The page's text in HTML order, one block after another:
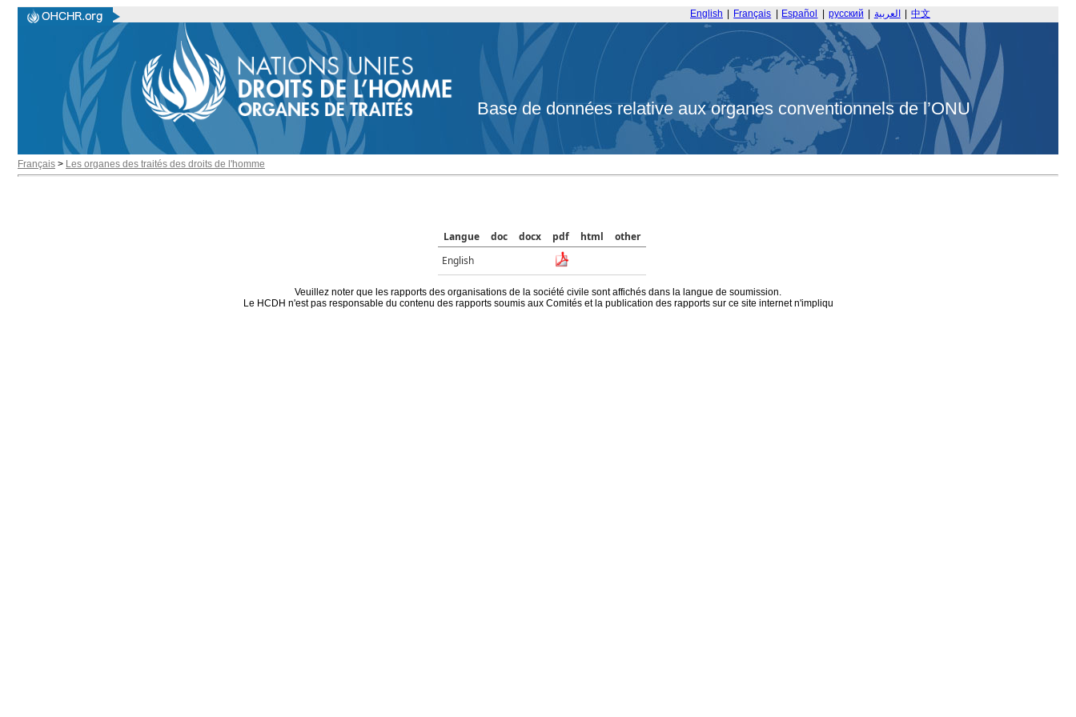
English Français Español русский العربية 中文
Base de données relative aux organes conventionnels de l’ONU
Français > Les organes des traités des droits de l'homme
Langue doc docx pdf html
other
English
Veuillez noter que les rapports des organisations de la société civile sont affichés dans la langue de soumission.
Le HCDH n'est pas responsable du contenu des rapports soumis aux Comités et la publication des rapports sur ce site internet n'impliqu